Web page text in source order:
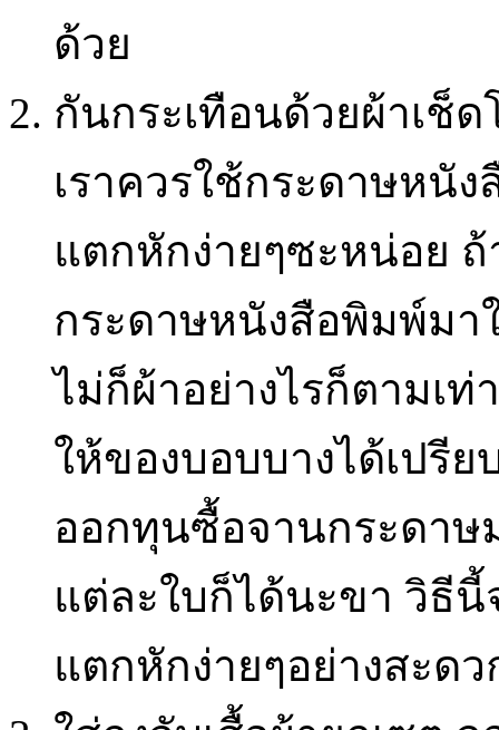
ด้วย
กันกระเทือนด้วยผ้าเช็
เราควรใช้กระดาษหนั
แตกหักง่ายๆซะหน่อย ถ้
กระดาษหนังสือพิมพ์มา
ไม่ก็ผ้าอย่างไรก็ตามเ
ให้ของบอบบางได้เปรี
ออกทุนซื้อจานกระดาษ
แต่ละใบก็ได้นะขา วิธี
แตกหักง่ายๆอย่างสะดว